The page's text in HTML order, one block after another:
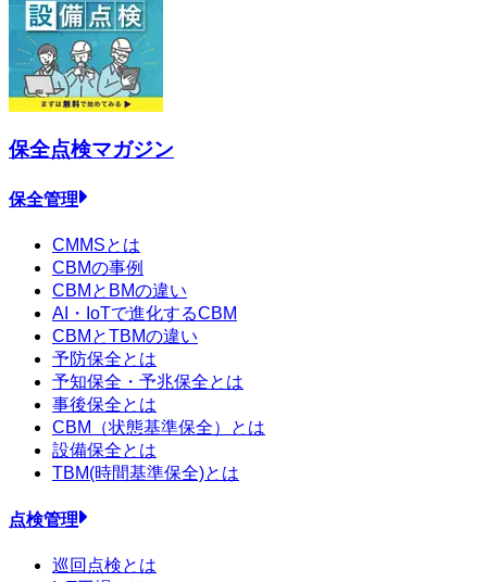
保全点検マガジン
保全管理
CMMSとは
CBMの事例
CBMとBMの違い
AI・IoTで進化するCBM
CBMとTBMの違い
予防保全とは
予知保全・予兆保全とは
事後保全とは
CBM（状態基準保全）とは
設備保全とは
TBM(時間基準保全)とは
点検管理
巡回点検とは